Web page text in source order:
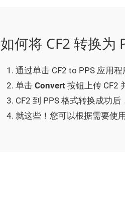
如何将 CF2 转换为
通过单击 CF2 to PPS 应用
单击 Convert 按钮上传 CF2
CF2 到 PPS 格式转换成功后
就这些！您可以根据需要使